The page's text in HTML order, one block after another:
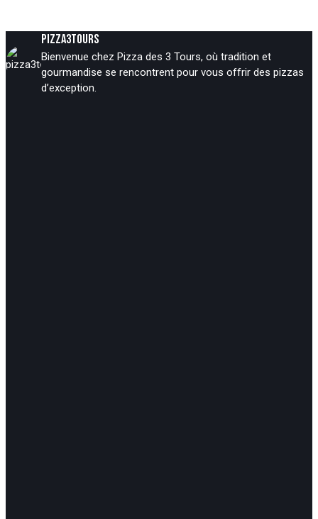
PIZZA3TOURS
Bienvenue chez Pizza des 3 Tours, où tradition et
gourmandise se rencontrent pour vous offrir des pizzas
d’exception.